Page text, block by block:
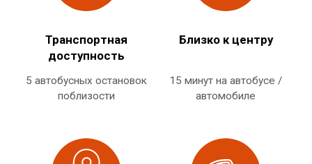
Транспортная
доступность
5 автобусных остановок
поблизости
Близко к центру
15 минут на автобусе /
автомобиле